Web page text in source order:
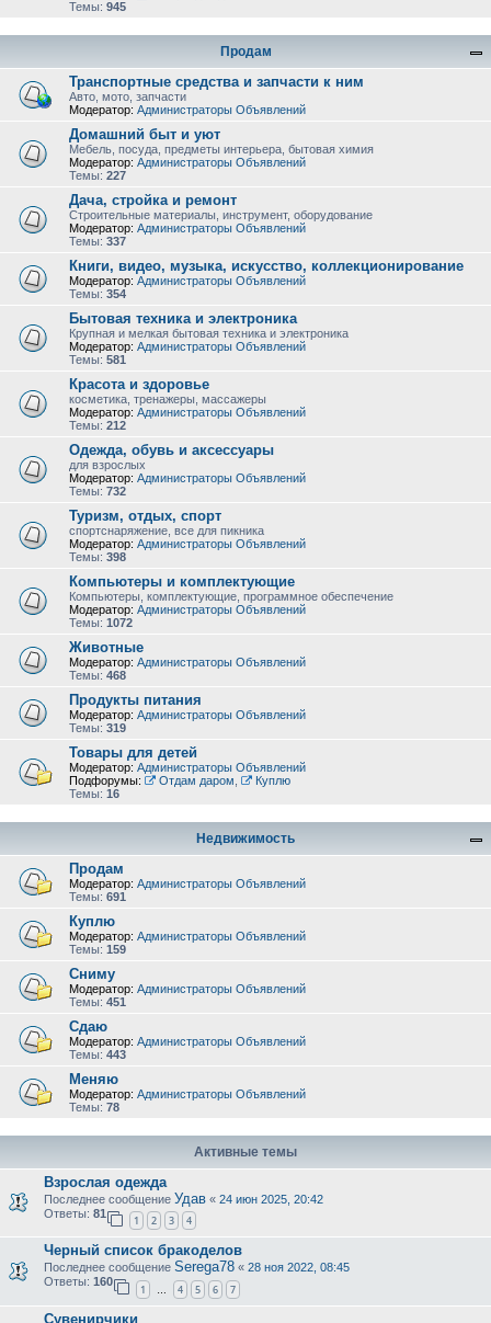
Темы: 945
Продам
Транспортные средства и запчасти к ним
Авто, мото, запчасти
Модератор: Администраторы Объявлений
Домашний быт и уют
Мебель, посуда, предметы интерьера, бытовая химия
Модератор: Администраторы Объявлений
Темы: 227
Дача, стройка и ремонт
Строительные материалы, инструмент, оборудование
Модератор: Администраторы Объявлений
Темы: 337
Книги, видео, музыка, искусство, коллекционирование
Модератор: Администраторы Объявлений
Темы: 354
Бытовая техника и электроника
Крупная и мелкая бытовая техника и электроника
Модератор: Администраторы Объявлений
Темы: 581
Красота и здоровье
косметика, тренажеры, массажеры
Модератор: Администраторы Объявлений
Темы: 212
Одежда, обувь и аксессуары
для взрослых
Модератор: Администраторы Объявлений
Темы: 732
Туризм, отдых, спорт
спортснаряжение, все для пикника
Модератор: Администраторы Объявлений
Темы: 398
Компьютеры и комплектующие
Компьютеры, комплектующие, программное обеспечение
Модератор: Администраторы Объявлений
Темы: 1072
Животные
Модератор: Администраторы Объявлений
Темы: 468
Продукты питания
Модератор: Администраторы Объявлений
Темы: 319
Товары для детей
Модератор: Администраторы Объявлений
Подфорумы:
Отдам даром
Куплю
Темы: 16
Недвижимость
Продам
Модератор: Администраторы Объявлений
Темы: 691
Куплю
Модератор: Администраторы Объявлений
Темы: 159
Сниму
Модератор: Администраторы Объявлений
Темы: 451
Сдаю
Модератор: Администраторы Объявлений
Темы: 443
Меняю
Модератор: Администраторы Объявлений
Темы: 78
Активные темы
Взрослая одежда
Последнее сообщение Удав « 24 июн 2025, 20:42
Ответы: 81
1 2 3 4
Черный список бракоделов
Последнее сообщение Serega78 « 28 ноя 2022, 08:45
Ответы: 160
1 … 4 5 6 7
Сувенирчики